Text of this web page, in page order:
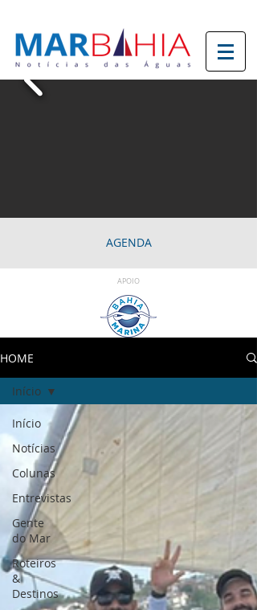
AGENDA
APOIO
HOME
Início
Notícias
Colunas
Entrevistas
Gente
do Mar
Roteiros
&
Destinos
Início